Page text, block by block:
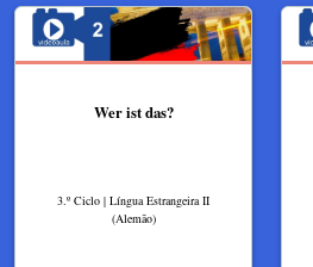
Wer ist das?
3.º Ciclo | Língua Estrangeira II
(Alemão)